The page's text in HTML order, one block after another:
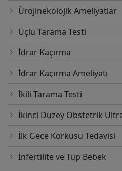
Ürojinekolojik Ameliyatlar
Üçlü Tarama Testi
İdrar Kaçırma
İdrar Kaçırma Ameliyatı
İkili Tarama Testi
İkinci Düzey Obstetrik
İlk Gece Korkusu Tedavisi
İnfertilite ve Tüp Bebek